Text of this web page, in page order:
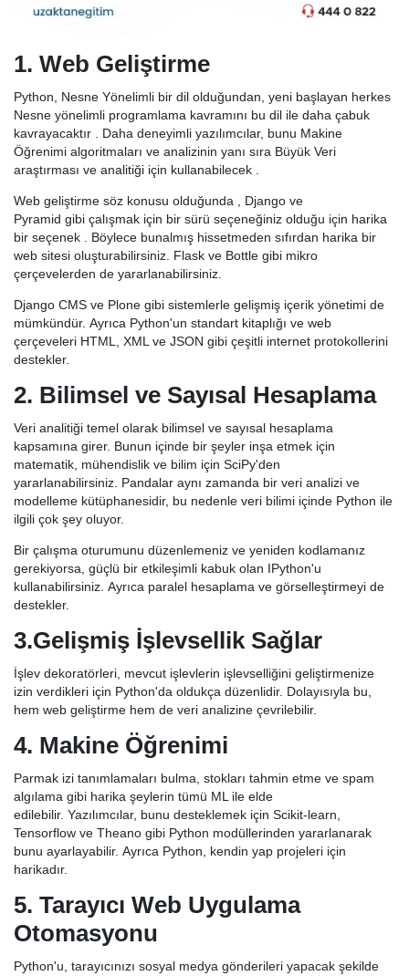
1. Web Geliştirme
Python, Nesne Yönelimli bir dil olduğundan, yeni başlayan herkes
Nesne yönelimli programlama kavramını bu dil ile daha çabuk
kavrayacaktır . Daha deneyimli yazılımcılar, bunu Makine
Öğrenimi algoritmaları ve analizinin yanı sıra Büyük Veri
araştırması ve analitiği için kullanabilecek .
Web geliştirme söz konusu olduğunda , Django ve
Pyramid gibi çalışmak için bir sürü seçeneğiniz olduğu için harika
bir seçenek . Böylece bunalmış hissetmeden sıfırdan harika bir
web sitesi oluşturabilirsiniz. Flask ve Bottle gibi mikro
çerçevelerden de yararlanabilirsiniz.
Django CMS ve Plone gibi sistemlerle gelişmiş içerik yönetimi de
mümkündür. Ayrıca Python'un standart kitaplığı ve web
çerçeveleri HTML, XML ve JSON gibi çeşitli internet protokollerini
destekler.
2. Bilimsel ve Sayısal Hesaplama
Veri analitiği temel olarak bilimsel ve sayısal hesaplama
kapsamına girer. Bunun içinde bir şeyler inşa etmek için
matematik, mühendislik ve bilim için SciPy'den
yararlanabilirsiniz. Pandalar aynı zamanda bir veri analizi ve
modelleme kütüphanesidir, bu nedenle veri bilimi içinde Python ile
ilgili çok şey oluyor.
Bir çalışma oturumunu düzenlemeniz ve yeniden kodlamanız
gerekiyorsa, güçlü bir etkileşimli kabuk olan IPython'u
kullanabilirsiniz. Ayrıca paralel hesaplama ve görselleştirmeyi de
destekler.
3.Gelişmiş İşlevsellik Sağlar
İşlev dekoratörleri, mevcut işlevlerin işlevselliğini geliştirmenize
izin verdikleri için Python'da oldukça düzenlidir. Dolayısıyla bu,
hem web geliştirme hem de veri analizine çevrilebilir.
4. Makine Öğrenimi
Parmak izi tanımlamaları bulma, stokları tahmin etme ve spam
algılama gibi harika şeylerin tümü ML ile elde
edilebilir. Yazılımcılar, bunu desteklemek için Scikit-learn,
Tensorflow ve Theano gibi Python modüllerinden yararlanarak
bunu ayarlayabilir. Ayrıca Python, kendin yap projeleri için
harikadır.
5. Tarayıcı Web Uygulama
Otomasyonu
Python'u, tarayıcınızı sosyal medya gönderileri yapacak şekilde